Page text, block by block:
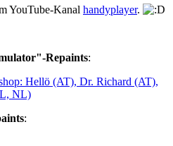
YouTube-Kanal handyplayer.
Repaints:
Hellö (AT), Dr. Richard (AT),
NL)
: